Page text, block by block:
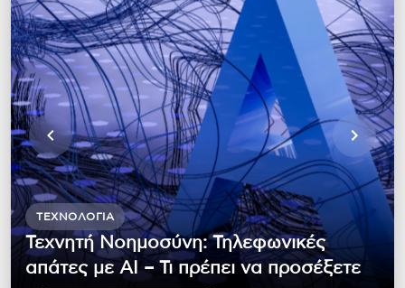
ΤΕΧΝΟΛΟΓΊΑ
Τεχνητή Νοημοσύνη: Τηλεφωνικές
απάτες με ΑΙ – Τι πρέπει να προσέξετε